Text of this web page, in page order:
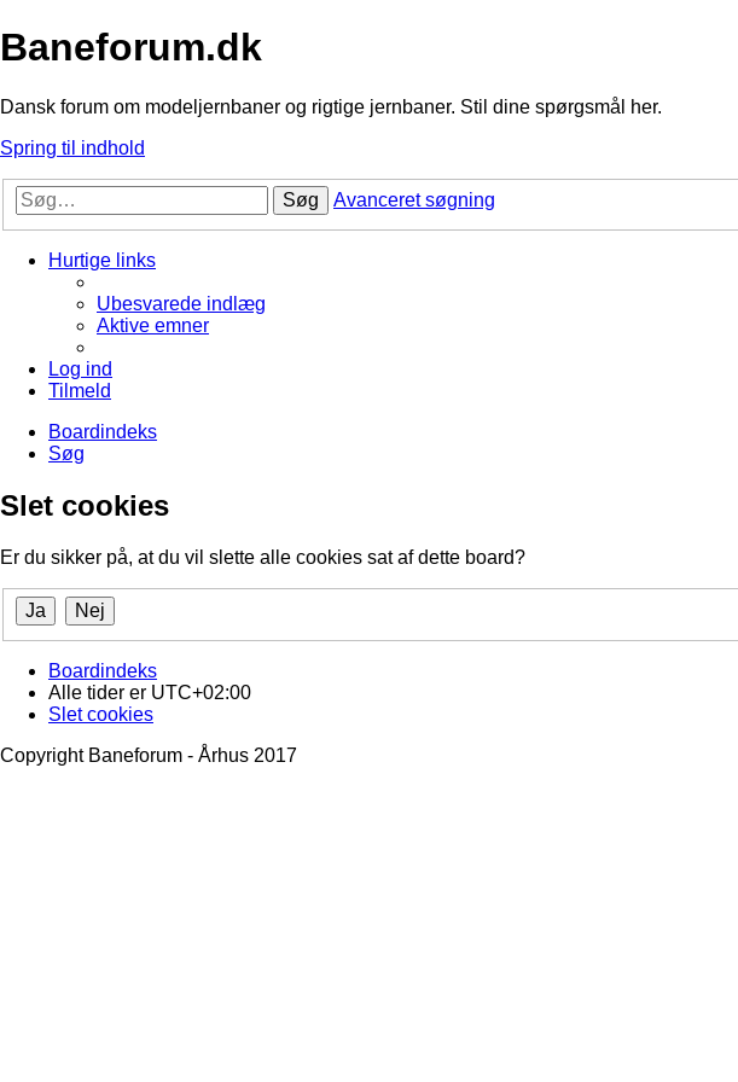
Baneforum.dk
Dansk forum om modeljernbaner og rigtige jernbaner. Stil dine spørgsmål her.
Spring til indhold
Søg Avanceret søgning
Hurtige links
Ubesvarede indlæg
Aktive emner
Log ind
Tilmeld
Boardindeks
Søg
Slet cookies
Er du sikker på, at du vil slette alle cookies sat af dette board?
Boardindeks
Alle tider er UTC+02:00
Slet cookies
Copyright Baneforum - Århus 2017